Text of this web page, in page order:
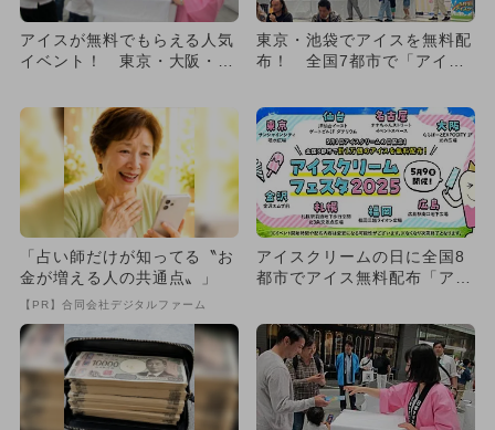
アイスが無料でもらえる人気
イベント！ 東京・大阪・広
東京・池袋でアイスを無料配
布！ 全国7都市で「アイス
「占い師だけが知ってる〝お
金が増える人の共通点〟」
【PR】合同会社デジタルファーム
アイスクリームの日に全国8
都市でアイス無料配布「アイ